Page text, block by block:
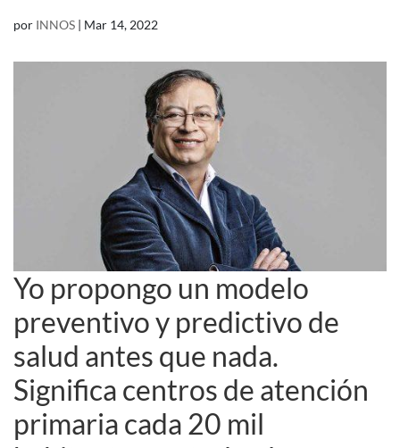
por INNOS | Mar 14, 2022
Yo propongo un modelo
preventivo y predictivo de
salud antes que nada.
Significa centros de atención
primaria cada 20 mil